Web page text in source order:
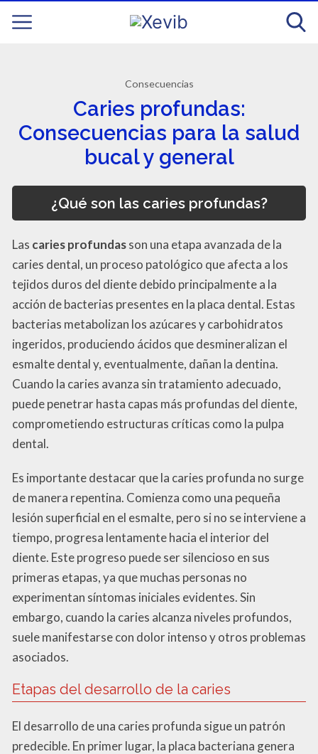
Consecuencias
Caries profundas:
Consecuencias para la salud
bucal y general
¿Qué son las caries profundas?
Las caries profundasson una etapa avanzada de la
caries dental, un proceso patológico que afecta a los
tejidos duros del diente debido principalmente a la
acción de bacterias presentes en la placa dental. Estas
bacterias metabolizan los azúcares y carbohidratos
ingeridos, produciendo ácidos que desmineralizan el
esmalte dental y, eventualmente, dañan la dentina.
Cuando la caries avanza sin tratamiento adecuado,
puede penetrar hasta capas más profundas del diente,
comprometiendo estructuras críticas como la pulpa
dental.
Es importante destacar que la caries profunda no surge
de manera repentina. Comienza como una pequeña
lesión superficial en el esmalte, pero si no se interviene a
tiempo, progresa lentamente hacia el interior del
diente. Este progreso puede ser silencioso en sus
primeras etapas, ya que muchas personas no
experimentan síntomas iniciales evidentes. Sin
embargo, cuando la caries alcanza niveles profundos,
suele manifestarse con dolor intenso y otros problemas
asociados.
Etapas del desarrollo de la caries
El desarrollo de una caries profunda sigue un patrón
predecible. En primer lugar, la placa bacteriana genera